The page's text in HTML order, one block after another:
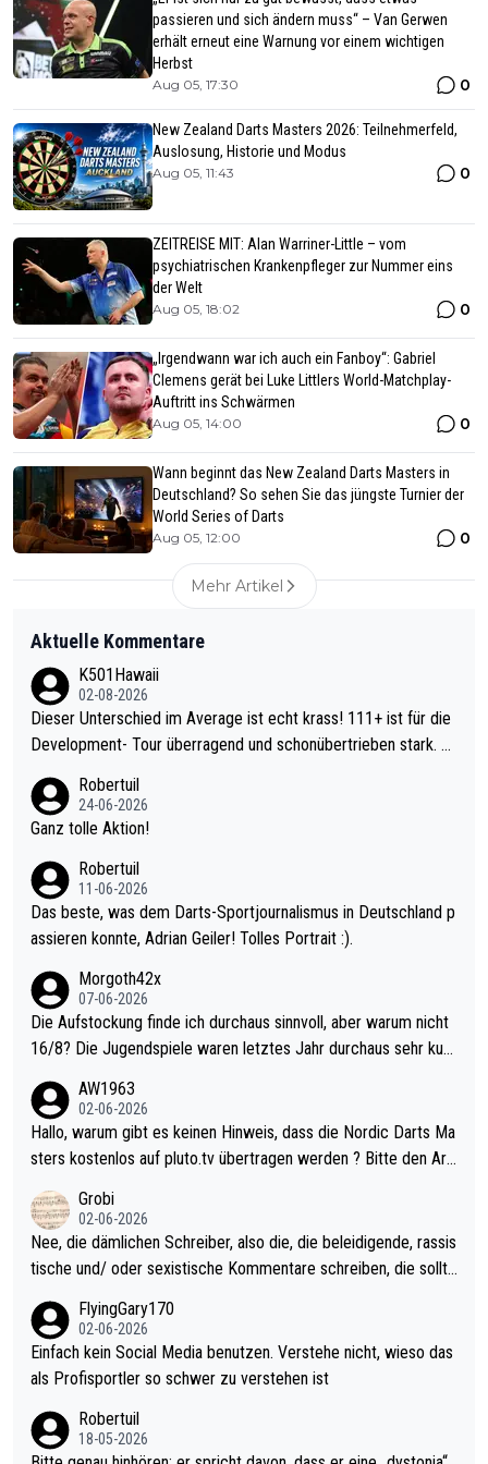
passieren und sich ändern muss“ – Van Gerwen
erhält erneut eine Warnung vor einem wichtigen
Herbst
Aug 05, 17:30 0
New Zealand Darts Masters 2026: Teilnehmerfeld,
Auslosung, Historie und Modus
Aug 05, 11:43 0
ZEITREISE MIT: Alan Warriner-Little – vom
psychiatrischen Krankenpfleger zur Nummer eins
der Welt
Aug 05, 18:02 0
„Irgendwann war ich auch ein Fanboy“: Gabriel
Clemens gerät bei Luke Littlers World-Matchplay-
Auftritt ins Schwärmen
Aug 05, 14:00 0
Wann beginnt das New Zealand Darts Masters in
Deutschland? So sehen Sie das jüngste Turnier der
World Series of Darts
Aug 05, 12:00 0
Mehr Artikel
Aktuelle Kommentare
K501Hawaii
02-08-2026
Dieser Unterschied im Average ist echt krass! 111+ ist für die
Development- Tour überragend und schonübertrieben stark. U
mal 40+ erst recht. Da gewinnst keinen Blumentopf - ist ja noc
h krasser wie ein Pokalspiel eines Kreisligisten vs einem Bund
Robertuil
24-06-2026
Ganz tolle Aktion!
Robertuil
11-06-2026
Das beste, was dem Darts-Sportjournalismus in Deutschland p
assieren konnte, Adrian Geiler! Tolles Portrait :).
Morgoth42x
07-06-2026
Die Aufstockung finde ich durchaus sinnvoll, aber warum nicht
16/8? Die Jugendspiele waren letztes Jahr durchaus sehr kurz
Allerdings ist Mitchell Lawrie als Nummer 1 der Welt eh qualifi
ziert. Somit ändert die automatische Qualifikation des Weltmei
sters erstmal nichts. Ich denke sie wollen damit für nächstes J
ohl wenig WDF Turniere spielen. Dies war bei Archie Self letzt
es Jahr der Fall. Er musste als amtierender Weltmeister durch
den Qualifier und ich glaube kaum, dass Mitchel sich das (in Ve
gas) antun würde, wenn er doch eigentlich die PDC-WM als Zi
el hat.
AW1963
02-06-2026
Hallo, warum gibt es keinen Hinweis, dass die Nordic Darts Ma
sters kostenlos auf pluto.tv übertragen werden ? Bitte den Arti
Grobi
02-06-2026
Nee, die dämlichen Schreiber, also die, die beleidigende, rassis
tische und/ oder sexistische Kommentare schreiben, die sollte
s Leben in den Griff kriegen. Nur eins wundert mich: Luke Little
r war doch neulich erst derjenige, der über Social Media GvV p
rovoziert hat. Und Littlers Mutter schießt öfters mal gegen Ric
FlyingGary170
02-06-2026
Einfach kein Social Media benutzen. Verstehe nicht, wieso das
als Profisportler so schwer zu verstehen ist
Robertuil
18-05-2026